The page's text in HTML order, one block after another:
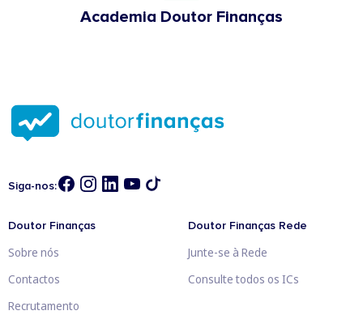
Academia Doutor Finanças
Siga-nos:
Doutor Finanças
Sobre nós
Contactos
Recrutamento
Doutor Finanças Rede
Junte-se à Rede
Consulte todos os ICs